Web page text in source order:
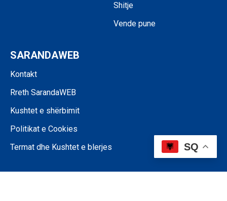
Shitje
Vende pune
SARANDAWEB
Kontakt
Rreth SarandaWEB
Kushtet e shërbimit
Politikat e Cookies
Termat dhe Kushtet e blerjes
SQ